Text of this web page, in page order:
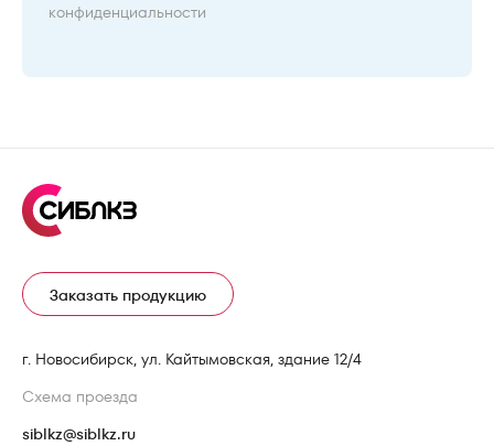
конфиденциальности
Заказать продукцию
г. Новосибирск, ул. Кайтымовская, здание 12/4
Схема проезда
siblkz@siblkz.ru